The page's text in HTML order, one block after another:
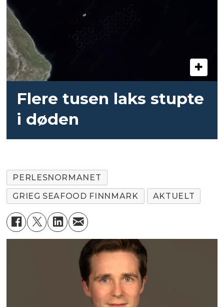
Flere tusen laks stupte
i døden
PERLESNORMANET
GRIEG SEAFOOD FINNMARK
AKTUELT